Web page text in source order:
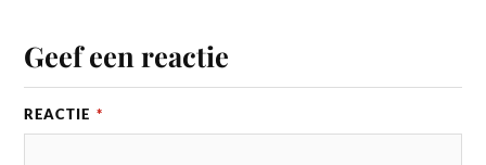
Geef een reactie
REACTIE *